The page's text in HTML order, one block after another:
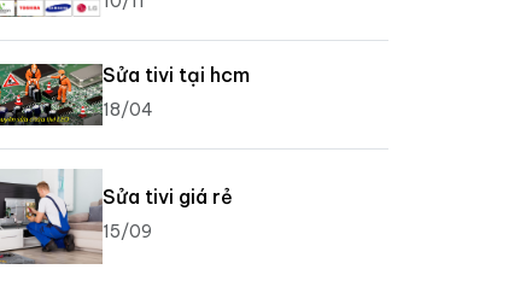
Sửa tivi tại hcm
18/04
Sửa tivi giá rẻ
15/09